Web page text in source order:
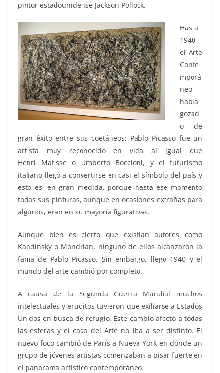
pintor estadounidense Jackson Pollock.
Hasta
1940
el Arte
Conte
mporá
neo
había
gozad
o de
gran éxito entre sus coetáneos: Pablo Picasso fue un
artista muy reconocido en vida al igual que
Henri Matisse o Umberto Boccioni, y el futurismo
italiano llegó a convertirse en casi el símbolo del país y
esto es, en gran medida, porque hasta ese momento
todas sus pinturas, aunque en ocasiones extrañas para
algunos, eran en su mayoría figurativas.
Aunque bien es cierto que existían autores como
Kandinsky o Mondrian, ninguno de ellos alcanzaron la
fama de Pablo Picasso. Sin embargo, llegó 1940 y el
mundo del arte cambió por completo.
A causa de la Segunda Guerra Mundial muchos
intelectuales y eruditos tuvieron que exiliarse a Estados
Unidos en busca de refugio. Este cambio afectó a todas
las esferas y el caso del Arte no iba a ser distinto. El
nuevo foco cambió de París a Nueva York en dónde un
grupo de jóvenes artistas comenzaban a pisar fuerte en
el panorama artístico contemporáneo.